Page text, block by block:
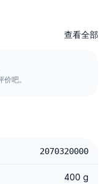
bobot menengah-
clean dan depth
查看全部
吧。
2070320000
400 g